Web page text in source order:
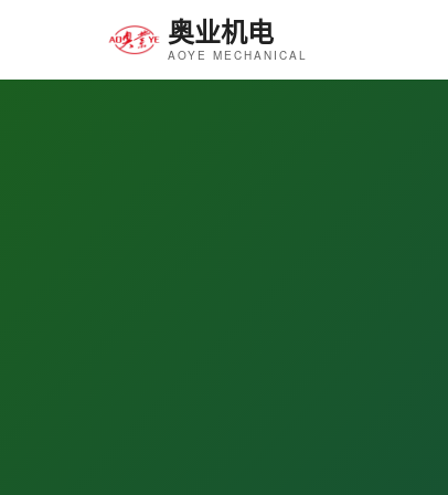
奥业机电
AOYE MECHANICAL